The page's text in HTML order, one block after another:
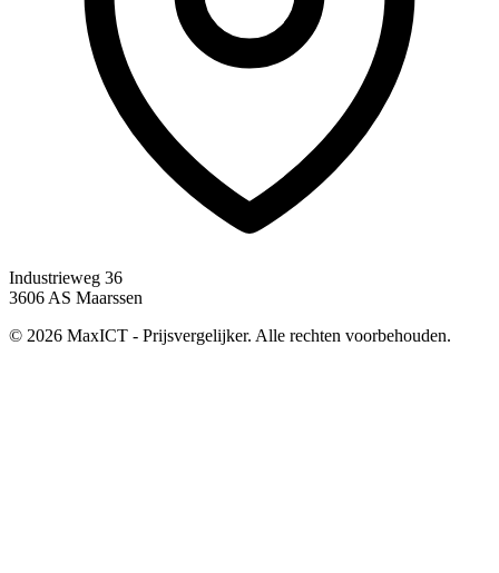
Industrieweg 36
3606 AS Maarssen
© 2026 MaxICT - Prijsvergelijker. Alle rechten voorbehouden.